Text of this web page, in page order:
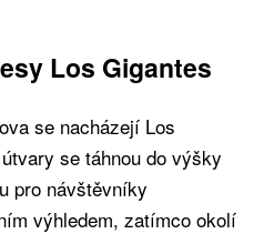
Los Gigantes
se nacházejí Los
se táhnou do výšky
pro návštěvníky
výhledem, zatímco okolí